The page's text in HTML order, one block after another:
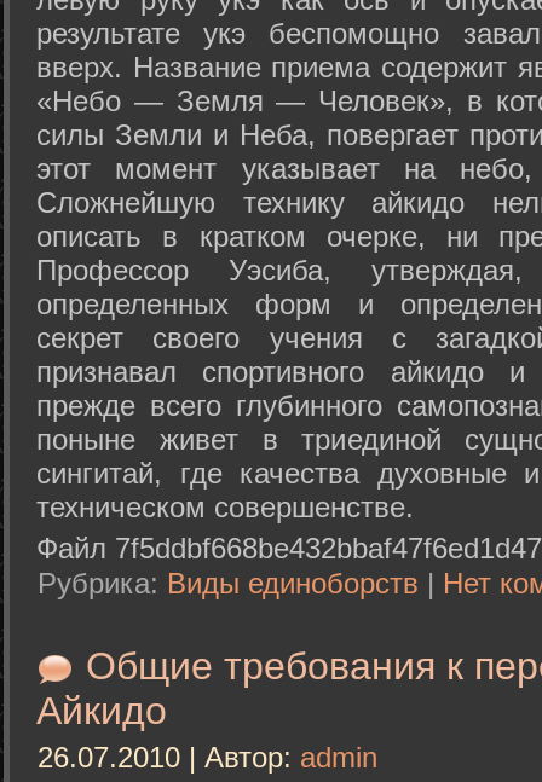
результате укэ беспомощно
вверх. Название приема содержит
«Небо — Земля — Человек», в
силы Земли и Неба, повергает
этот момент указывает на
Сложнейшую технику айкидо
описать в кратком очерке, ни
Профессор Уэсиба,
определенных форм и
секрет своего учения с
признавал спортивного айкидо
прежде всего глубинного
поныне живет в триединой
сингитай, где качества духовные
техническом совершенстве.
Файл
Рубрика: Виды единоборств | Нет
Общие требования к
Айкидо
26.07.2010 | Автор: admin